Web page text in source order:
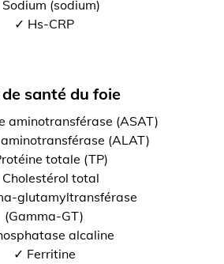
(sodium)
✓ Hs-CRP
de santé du foie
aminotransférase (ASAT)
(ALAT)
totale (TP)
total
glutamyltransférase
(Gamma-GT)
alcaline
✓ Ferritine